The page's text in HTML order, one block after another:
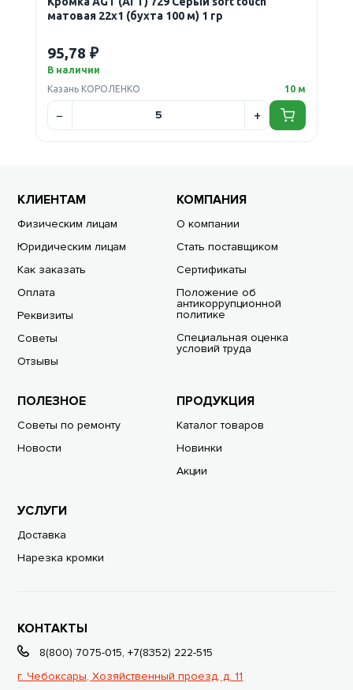
матовая 22х1 (бухта 100 м) 1 гр
95,78 ₽
В наличии
Казань КОРОЛЕНКО
10 м
КЛИЕНТАМ
Физическим лицам
Юридическим лицам
Как заказать
Оплата
Реквизиты
Советы
Отзывы
КОМПАНИЯ
О компании
Стать поставщиком
Сертификаты
Положение об
антикоррупционной
политике
Специальная оценка
условий труда
ПОЛЕЗНОЕ
Советы по ремонту
Новости
ПРОДУКЦИЯ
Каталог товаров
Новинки
Акции
УСЛУГИ
Доставка
Нарезка кромки
КОНТАКТЫ
8(800) 7075-015,+7(8352) 222-515
г. Чебоксары, Хозяйственный проезд, д. 11